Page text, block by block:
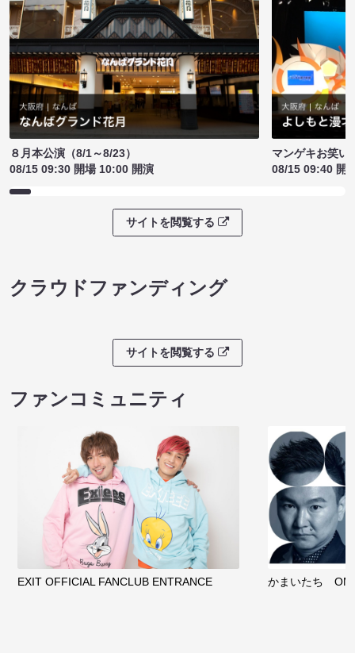
８月本公演（8/1～8/23）
08/15 09:30 開場 10:00 開演
マンゲキお笑い
08/15 09:40 開
サイトを閲覧する
クラウドファンディング
サイトを閲覧する
ファンコミュニティ
EXIT OFFICIAL FANCLUB ENTRANCE かまいたち